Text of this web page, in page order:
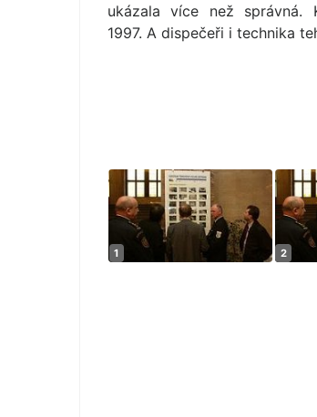
ukázala více než správná.
1997. A dispečeři i technika